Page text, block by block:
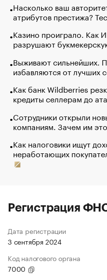
Насколько ваш
атрибутов престижа?
Казино проиграло. Как
разрушают
Выживают сильнейших.
избавляются от лучших
Как банк Wildberries
кредиты селлерам до
Сотрудники открыли
компаниям. Зачем им это
Как налоговики ищут
неработающих
Регистрация
Дата регистрации
3 сентября 2024
Код налогового органа
7000